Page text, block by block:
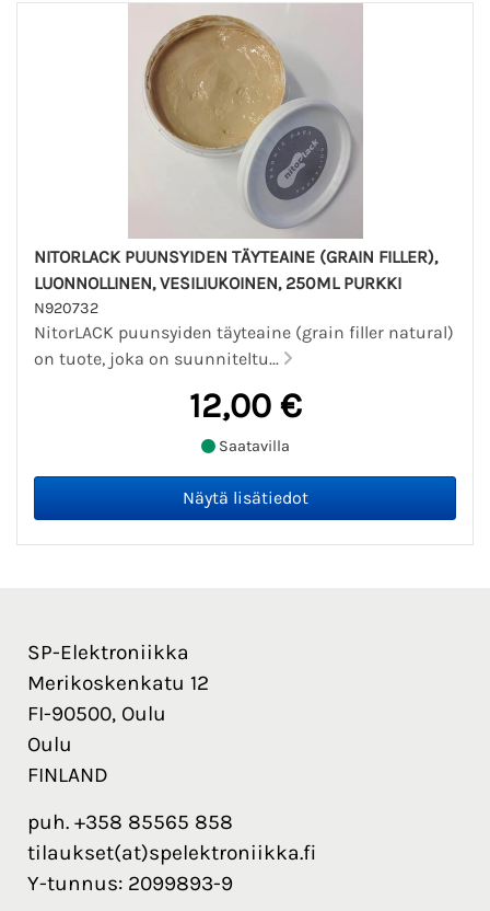
NITORLACK PUUNSYIDEN TÄYTEAINE (GRAIN FILLER),
LUONNOLLINEN, VESILIUKOINEN, 250ML PURKKI
N920732
NitorLACK puunsyiden täyteaine (grain filler natural)
on tuote, joka on suunniteltu...
12,00 €
Saatavilla
SP-Elektroniikka
Merikoskenkatu 12
FI-90500, Oulu
Oulu
FINLAND
puh. +358 85565 858
tilaukset(at)spelektroniikka.fi
Y-tunnus: 2099893-9